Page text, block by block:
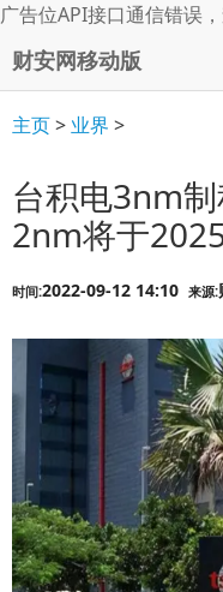
广告位API接口通信错误
财安网移动版
主页> 业界 >
台积电3nm
2nm将于
时间:2022-09-12 14:10 来源: